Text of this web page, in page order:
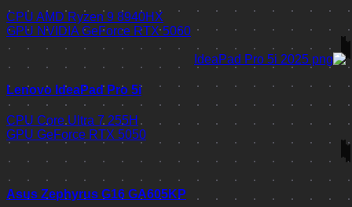
CPU AMD Ryzen 9 8940HX
GPU NVIDIA GeForce RTX 5060
Lenovo IdeaPad Pro 5i
CPU Core Ultra 7 255H
GPU GeForce RTX 5050
Asus Zephyrus G16 GA605KP